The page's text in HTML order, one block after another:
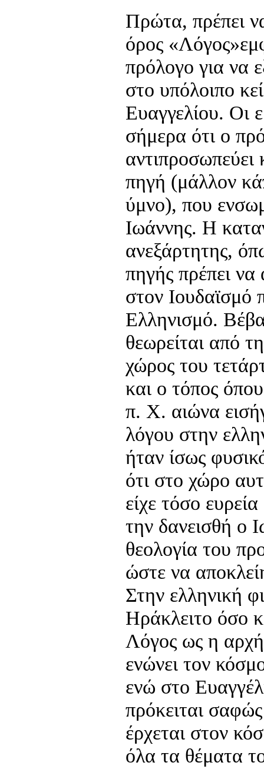
Πρώτα, πρέπει
όρος
πρόλογο για να
στο υπόλοιπο
Ευαγγελίου. Οι
σήμερα ότι ο
αντιπροσωπεύει
πηγή (μάλλον
ύμνο), που
Ιωάννης. Η
ανεξάρτητης,
πηγής πρέπει
στον Ιουδαϊσμό
Ελληνισμό.
θεωρείται από
χώρος του
και ο τόπος
π. Χ. αιώνα
λόγου στην
ήταν ίσως
ότι στο χώρο
είχε τόσο
την δανεισθή ο
θεολογία του
ώστε να
Στην ελληνική
Ηράκλειτο όσο
Λόγος ως η
ενώνει τον
ενώ στο
πρόκειται
έρχεται στον
όλα τα θέματα